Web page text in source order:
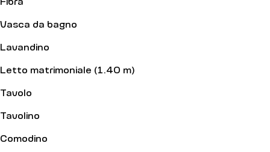
Vasca da bagno
Lavandino
Letto matrimoniale (1.40 m)
Tavolo
Tavolino
Comodino